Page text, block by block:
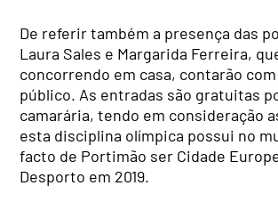
De referir também a presença das
Laura Sales e Margarida Ferreira,
concorrendo em casa, contarão
público. As entradas são gratuitas
camarária, tendo em consideração
esta disciplina olímpica possui no
facto de Portimão ser Cidade
Desporto em 2019.